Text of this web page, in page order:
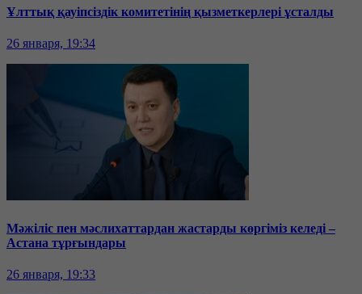
Ұлттық қауіпсіздік комитетінің қызметкерлері ұсталды
26 января, 19:34
Мәжіліс пен мәслихаттардан жастарды көргіміз келеді –
Астана тұрғындары
26 января, 19:33